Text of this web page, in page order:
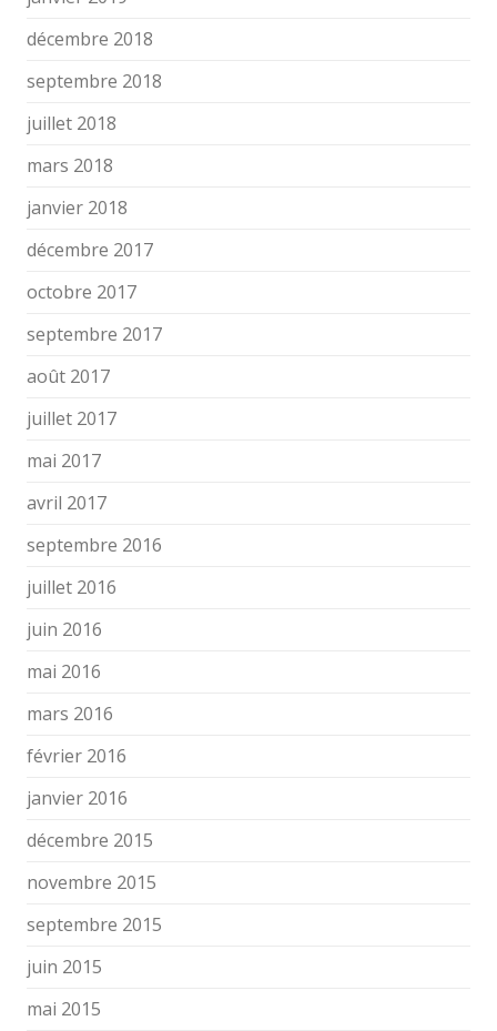
décembre 2018
septembre 2018
juillet 2018
mars 2018
janvier 2018
décembre 2017
octobre 2017
septembre 2017
août 2017
juillet 2017
mai 2017
avril 2017
septembre 2016
juillet 2016
juin 2016
mai 2016
mars 2016
février 2016
janvier 2016
décembre 2015
novembre 2015
septembre 2015
juin 2015
mai 2015